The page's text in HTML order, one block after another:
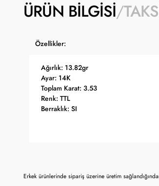
ÜRÜN BILGISI
Özellikler:
Ağırlık: 13.82gr
Ayar: 14K
Toplam Karat: 3.53
Renk: TTL
Berraklık: SI
Erkek ürünlerinde sipariş üzerine üretim